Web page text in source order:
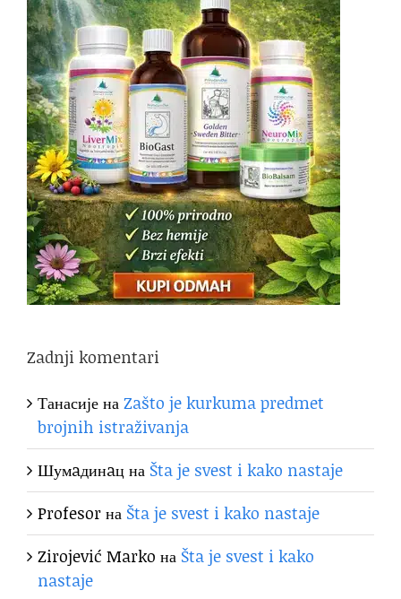
Zadnji komentari
ТанасијенаZašto je kurkuma predmet
brojnih istraživanja
Шумaдинaцна Šta je svest i kako nastaje
Profesorна Šta je svest i kako nastaje
Zirojević Marko на Šta je svest i kako
nastaje